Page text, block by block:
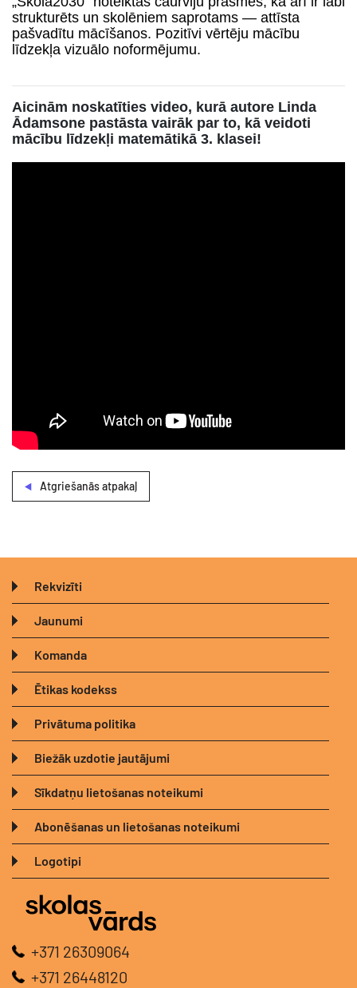
strukturēts un skolēniem saprotams — attīsta
pašvadītu mācīšanos. Pozitīvi vērtēju mācību
līdzekļa vizuālo noformējumu.
Aicinām noskatīties video, kurā autore Linda
Ādamsone pastāsta vairāk par to, kā veidoti
mācību līdzekļi matemātikā 3. klasei!
Atgriešanās atpakaļ
Rekvizīti
Jaunumi
Komanda
Ētikas kodekss
Privātuma politika
Biežāk uzdotie jautājumi
Sīkdatņu lietošanas noteikumi
Abonēšanas un lietošanas noteikumi
Logotipi
+371 26309064
+371 26448120